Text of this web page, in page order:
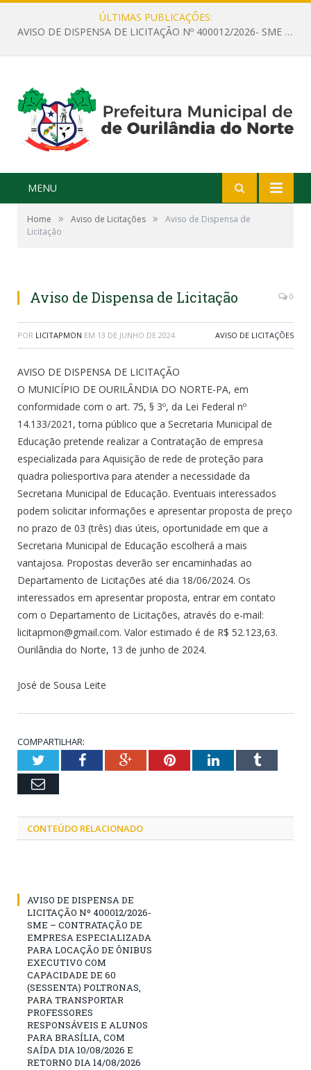
ÚLTIMAS PUBLICAÇÕES:
AVISO DE DISPENSA DE LICITAÇÃO Nº 400012/2026- SME – CONTRATAÇÃO DE EMPRESA ESPECIALIZADA PARA LOCAÇÃO DE ÔNIBUS EXECUTIVO COM CAPACIDADE DE 60 (SESSENTA) POLTRONAS, PARA TRANSPORTAR PROFESSORES RESPONSÁVEIS E ALUNOS PARA BRASÍLIA, COM SAÍDA DIA 10/08/2026 E RETORNO DIA 14/08/2026
MENU
Home » Aviso de Licitações »
Aviso de Dispensa de
Licitação
Aviso de Dispensa de Licitação 0
POR LICITAPMON EM 13 DE JUNHO DE 2024 AVISO DE LICITAÇÕES
AVISO DE DISPENSA DE LICITAÇÃO
O MUNICÍPIO DE OURILÂNDIA DO NORTE-PA, em
conformidade com o art. 75, § 3º, da Lei Federal nº
14.133/2021, torna público que a Secretaria Municipal de
Educação pretende realizar a Contratação de empresa
especializada para Aquisição de rede de proteção para
quadra poliesportiva para atender a necessidade da
Secretaria Municipal de Educação. Eventuais interessados
podem solicitar informações e apresentar proposta de preço
no prazo de 03 (três) dias úteis, oportunidade em que a
Secretaria Municipal de Educação escolherá a mais
vantajosa. Propostas deverão ser encaminhadas ao
Departamento de Licitações até dia 18/06/2024. Os
interessados em apresentar proposta, entrar em contato
com o Departamento de Licitações, através do e-mail:
licitapmon@gmail.com. Valor estimado é de R$ 52.123,63.
Ourilândia do Norte, 13 de junho de 2024.
José de Sousa Leite
COMPARTILHAR:
TwitterFacebookGoogle+PinterestLinkedInTumblr
Email
CONTEÚDO RELACIONADO
AVISO DE DISPENSA DE
LICITAÇÃO Nº 400012/2026-
SME – CONTRATAÇÃO DE
EMPRESA ESPECIALIZADA
PARA LOCAÇÃO DE ÔNIBUS
EXECUTIVO COM
CAPACIDADE DE 60
(SESSENTA) POLTRONAS,
PARA TRANSPORTAR
PROFESSORES
RESPONSÁVEIS E ALUNOS
PARA BRASÍLIA, COM
SAÍDA DIA 10/08/2026 E
RETORNO DIA 14/08/2026